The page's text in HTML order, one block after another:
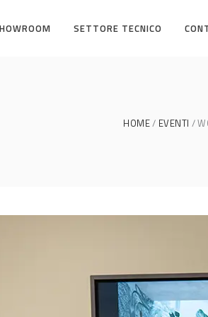
SETTORE TECNICO
HOME EVENTI